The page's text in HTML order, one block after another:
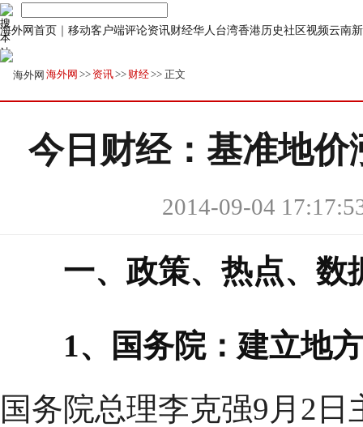
海外网首页 移动客户端评论资讯财经华人 台湾香港历史社区视频云南
海外网 >> 资讯>> 财经>> 正文
今日财经：基准地
2014-09-04
一、政策、热点、数
1、国务院：建立地
国务院总理李克强9月2